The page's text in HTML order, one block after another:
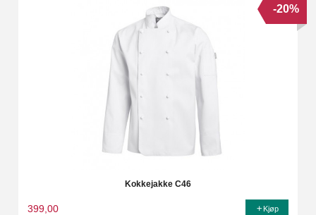
Kokkejakke C46
399,00
-20%
Kjøp